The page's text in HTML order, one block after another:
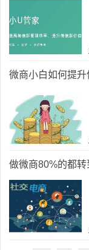
微商小白如何提
做微商80%的都